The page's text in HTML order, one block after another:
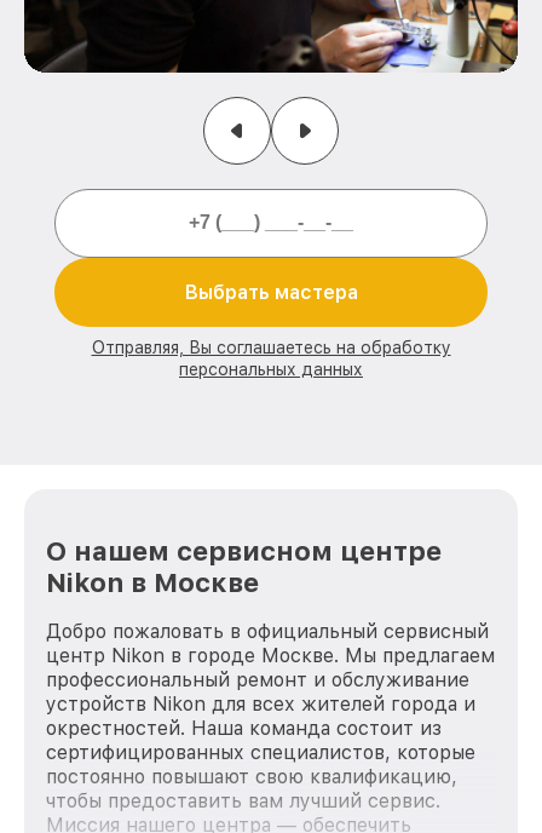
Выбрать мастера
Отправляя, Вы соглашаетесь на обработку
персональных данных
О нашем сервисном центре
Nikon в Москве
Добро пожаловать в официальный сервисный
центр Nikon в городе Москве. Мы предлагаем
профессиональный ремонт и обслуживание
устройств Nikon для всех жителей города и
окрестностей. Наша команда состоит из
сертифицированных специалистов, которые
постоянно повышают свою квалификацию,
чтобы предоставить вам лучший сервис.
Миссия нашего центра — обеспечить